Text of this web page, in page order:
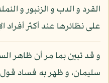
القرد و الدب و الزنبور و
على نظائرها عند أكثر أفراد
و قد تبين بما مر أن ظاهر
سليمان، و ظهر به فساد